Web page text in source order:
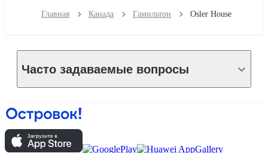
Главная Канада Гамильтон Osler House
Часто задаваемые вопросы